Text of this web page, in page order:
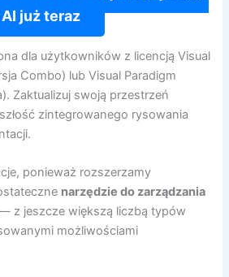
już teraz
dla użytkowników z licencją Visual
Combo) lub Visual Paradigm
Zaktualizuj swoją przestrzeń
zintegrowanego rysowania
ponieważ rozszerzamy
narzędzie do zarządzania
z jeszcze większą liczbą typów
możliwościami